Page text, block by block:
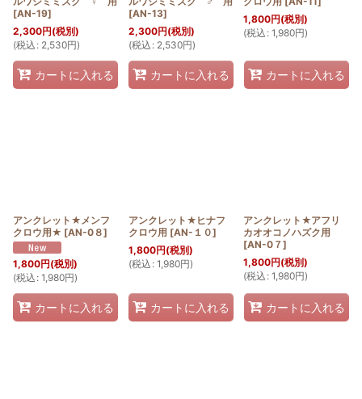
[AN-19]
2,300円(税別)
(税込 : 2,530円)
カートに入れる
[AN-13]
2,300円(税別)
(税込 : 2,530円)
カートに入れる
1,800円(税別)
(税込 : 1,980円)
カートに入れる
アンクレット★メンフ
クロウ用★ [AN-0８]
1,800円(税別)
(税込 : 1,980円)
カートに入れる
アンクレット★ヒナフ
クロウ用 [AN-１０]
1,800円(税別)
(税込 : 1,980円)
カートに入れる
アンクレット★アフリ
カオオコノハズク用
[AN-0７]
1,800円(税別)
(税込 : 1,980円)
カートに入れる